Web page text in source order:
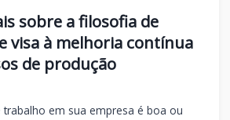
sobre a filosofia de
visa à melhoria contínua
de produção
em sua empresa é boa ou